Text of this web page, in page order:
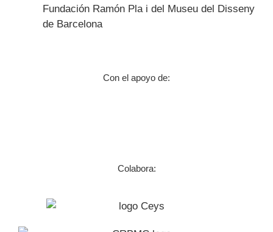
Fundación Ramón Pla i del Museu del Disseny
de Barcelona
Con el apoyo de:
Colabora: